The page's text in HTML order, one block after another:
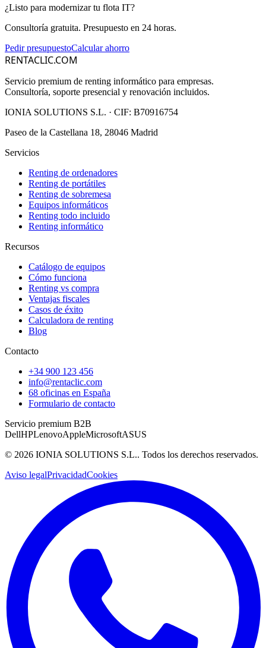
¿Listo para modernizar tu flota IT?
Consultoría gratuita. Presupuesto en 24 horas.
Pedir presupuestoCalcular ahorro
RENTACLIC.COM
Servicio premium de renting informático para empresas.
Consultoría, soporte presencial y renovación incluidos.
IONIA SOLUTIONS S.L. · CIF: B70916754
Paseo de la Castellana 18, 28046 Madrid
Servicios
Renting de ordenadores
Renting de portátiles
Renting de sobremesa
Equipos informáticos
Renting todo incluido
Renting informático
Recursos
Catálogo de equipos
Cómo funciona
Renting vs compra
Ventajas fiscales
Casos de éxito
Calculadora de renting
Blog
Contacto
+34 900 123 456
info@rentaclic.com
68 oficinas en España
Formulario de contacto
Servicio premium B2B
DellHPLenovoAppleMicrosoftASUS
© 2026 IONIA SOLUTIONS S.L.. Todos los derechos reservados.
Aviso legalPrivacidadCookies